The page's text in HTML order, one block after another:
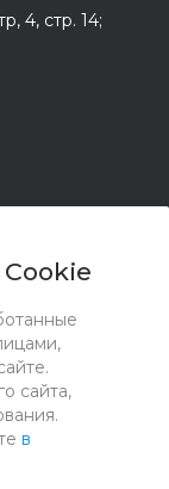
сайта,
в
4, стр. 14;
Все права